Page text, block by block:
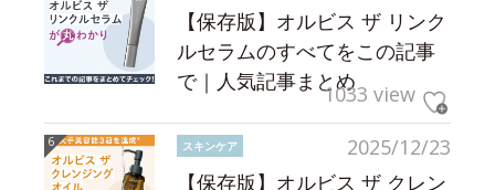
【保存版】オルビス ザ リンク
ルセラムのすべてをこの記事
で｜人気記事まとめ1033 view
2025/12/23
スキンケア
【保存版】オルビス ザ クレン